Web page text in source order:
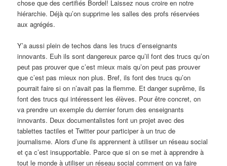
chose que des certifiés Bordel! Laissez nous croire en notre
hiérarchie. Déjà qu’on supprime les salles des profs réservées
aux agrégés.
Y’a aussi plein de techos dans les trucs d’enseignants
innovants. Euh ils sont dangereux parce qu’il font des trucs qu’on
peut pas prouver que c’est mieux mais qu’on peut pas prouver
que c’est pas mieux non plus. Bref, ils font des trucs qu’on
pourrait faire si on n’avait pas la flemme. Et danger suprême, ils
font des trucs qui intéressent les élèves. Pour être concret, on
va prendre un exemple du dernier forum des enseignants
innovants. Deux documentalistes font un projet avec des
tablettes tactiles et Twitter pour participer à un truc de
journalisme. Alors d’une ils apprennent à utiliser un réseau social
et ça c’est insupportable. Parce que si on se met à apprendre à
tout le monde à utiliser un réseau social comment on va faire